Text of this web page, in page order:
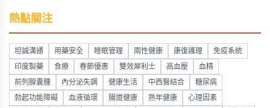
熱點關注
坦誠溝通 用藥安全 睡眠管理 兩性健康 康復護理 免疫系統
印度製藥 食療 春節優惠 雙效犀利士 高血壓 血精
前列腺囊腫 內分泌失調 健康生活 中西醫結合 糖尿病
勃起功能障礙 血液循環 腸道健康 熟年健康 心理因素